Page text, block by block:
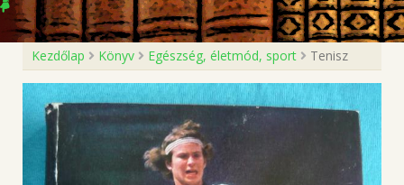
Kezdőlap Könyv Egészség, életmód, sport Tenisz